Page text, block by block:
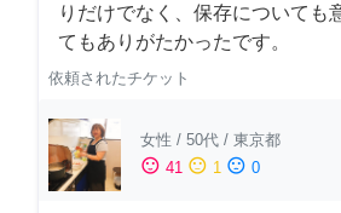
りだけでなく、保存についても
てもありがたかったです。
依頼されたチケット
女性 / 50代 / 東京都
sentiment_satisfied 41 sentiment_neutral 1 sentiment_dissatisfied 0